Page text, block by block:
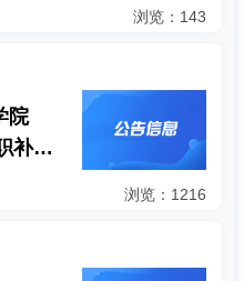
浏览：143
院
补贴
浏览：1216